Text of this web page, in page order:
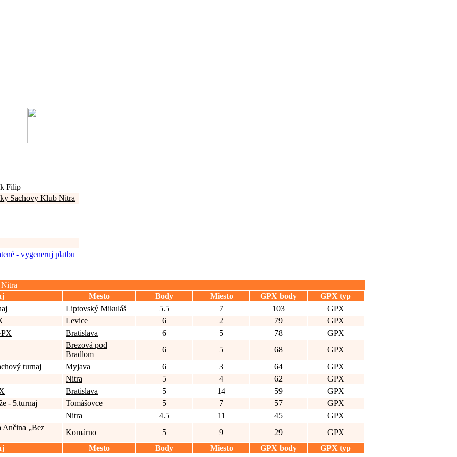
Filip
Sachovy Klub Nitra
- vygeneruj platbu
Mesto Body Miesto GPX body
GPX typ
Liptovský Mikuláš 5.5 7 103
GPX
Levice 6 2 79
GPX
Bratislava 6 5 78
GPX
Brezová pod
Bradlom
6 5 68
GPX
turnaj Myjava 6 3 64
GPX
Nitra 5 4 62
GPX
Bratislava 5 14 59
GPX
- 5.turnaj Tomášovce 5 7 57
GPX
Nitra 4.5 11 45
GPX
„Bez
Komárno 5 9 29
GPX
Mesto Body Miesto GPX body GPX typ